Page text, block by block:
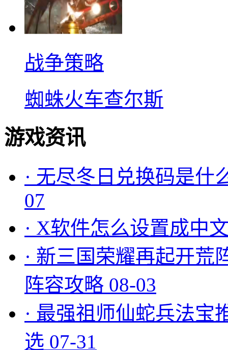
战争策略
蜘蛛火车查尔斯
游戏资讯
· 无尽冬日兑换码是什
07
· X软件怎么设置成中
· 新三国荣耀再起开荒
阵容攻略 08-03
· 最强祖师仙蛇兵法宝
选 07-31